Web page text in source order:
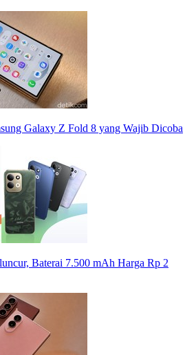
Galaxy Z Fold 8 yang Wajib Dicoba
Baterai 7.500 mAh Harga Rp 2